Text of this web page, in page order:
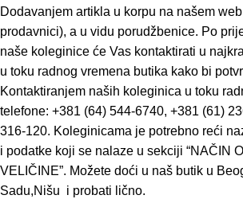
Dodavanjem artikla u korpu na našem
prodavnici), a u vidu porudžbenice. Po
naše koleginice će Vas kontaktirati u
u toku radnog vremena butika kako bi
Kontaktiranjem naših koleginica u toku
telefone: +381 (64) 544-6740, +381 (61)
316-120. Koleginicama je potrebno reći
i podatke koji se nalaze u sekciji “NAČIN
VELIČINE”. Možete doći u naš butik u
Sadu,Nišu i probati lično.